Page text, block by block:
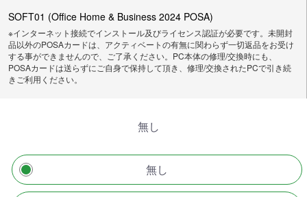
SOFT01 (Office Home & Business 2024 POSA)
※インターネット接続でインストール及びライセンス認証が必要です。未開封
品以外のPOSAカードは、アクティベートの有無に関わらず一切返品をお受け
する事ができませんので、ご了承ください。PC本体の修理/交換時にも、
POSAカードは送らずにご自身で保持して頂き、修理/交換されたPCで引き続
きご利用ください。
無し
無し